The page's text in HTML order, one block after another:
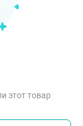
этот товар